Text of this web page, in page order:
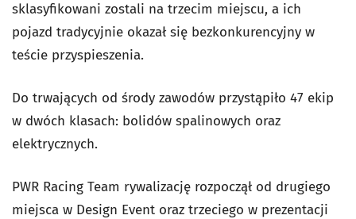
sklasyfikowani zostali na trzecim miejscu, a ich
pojazd tradycyjnie okazał się bezkonkurencyjny w
teście przyspieszenia.
Do trwających od środy zawodów przystąpiło 47 ekip
w dwóch klasach: bolidów spalinowych oraz
elektrycznych.
PWR Racing Team rywalizację rozpoczął od drugiego
miejsca w Design Event oraz trzeciego w prezentacji